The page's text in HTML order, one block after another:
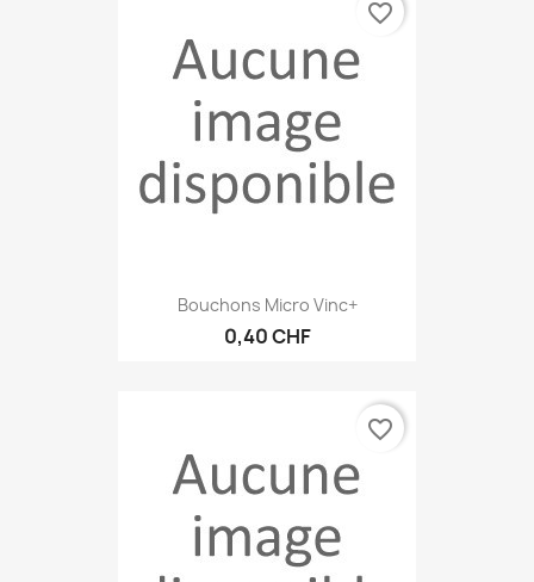
Bouchons Micro Vinc+
0,40 CHF
favorite_border
favorite_border